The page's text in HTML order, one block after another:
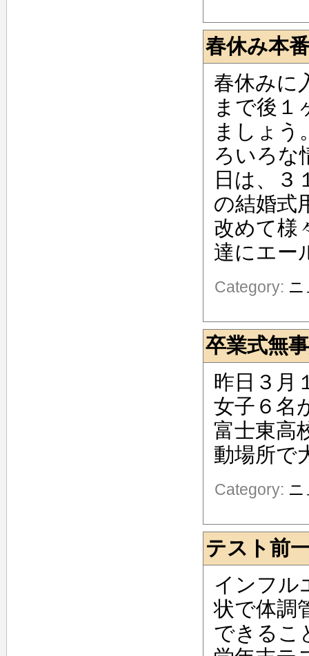
春休み本番
春休みに
まで後１
ましょう
ろいろな
日は、３
の結婚式
改めて様
達にエー
Category:
卒業式無
昨日３月
女子６名
富士東高
動場所で
Category:
テスト前
インフル
状で体調
できるこ